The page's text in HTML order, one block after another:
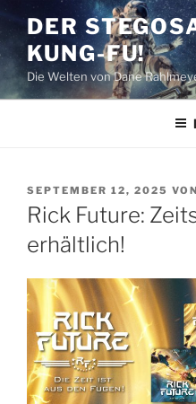
Zum
Inhalt
springen
DER
KUNG-FU!
Die Welten von Dane
VERÖFFENTLICHT
AM
SEPTEMBER 12, 2025 VON
Rick Future:
erhältlich!